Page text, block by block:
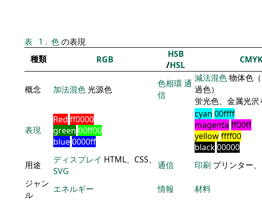
表
1 . 色の表現
種類
RGB
HSB
/HSL
概念 加法混色光源色
色相環 通
信
減法混色物体色
過色）
蛍光色、金属光沢
表現
Red ff0000
green 00ff00
blue0000ff
cyan 00ffff
magenta ff00ff
yellowffff00
black00000
用途
ディスプレイ HTML、CSS、
SVG
通信 印刷 プリンター
ジャン
ル
エネルギー 情報
材料